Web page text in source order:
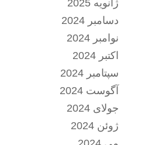
ژانویه 2025
دسامبر 2024
نوامبر 2024
اکتبر 2024
سپتامبر 2024
آگوست 2024
جولای 2024
ژوئن 2024